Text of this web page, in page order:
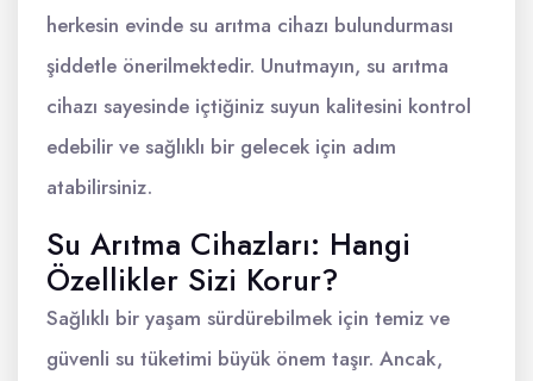
herkesin evinde su arıtma cihazı bulundurması
şiddetle önerilmektedir. Unutmayın, su arıtma
cihazı sayesinde içtiğiniz suyun kalitesini kontrol
edebilir ve sağlıklı bir gelecek için adım
atabilirsiniz.
Su Arıtma Cihazları: Hangi
Özellikler Sizi Korur?
Sağlıklı bir yaşam sürdürebilmek için temiz ve
güvenli su tüketimi büyük önem taşır. Ancak,